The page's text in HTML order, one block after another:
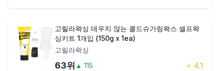
고릴라왁싱 데우지 않는 콜드슈가링왁스 셀프왁
싱키트 1개입 (150g x 1ea)
고릴라왁싱
63위 ▲ 115 ⭐ 4.1